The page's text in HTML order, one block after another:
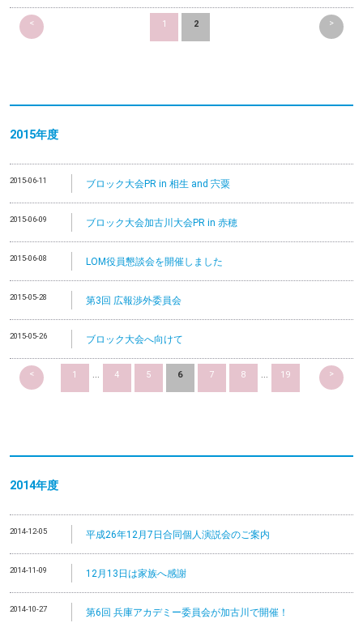
< 1 2 >
2015年度
2015-06-11 ブロック大会PR in 相生 and 宍粟
2015-06-09 ブロック大会加古川大会PR in 赤穂
2015-06-08 LOM役員懇談会を開催しました
2015-05-28 第3回 広報渉外委員会
2015-05-26 ブロック大会へ向けて
< 1 ... 4 5 6 7 8 ... 19 >
2014年度
2014-12-05 平成26年12月7日合同個人演説会のご案内
2014-11-09 12月13日は家族へ感謝
2014-10-27 第6回 兵庫アカデミー委員会が加古川で開催！